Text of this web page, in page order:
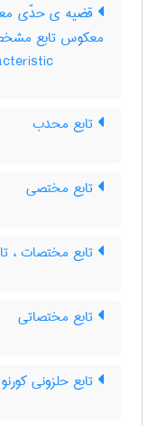
قضیه ی حدّی
معکوس تابع
تابع محدب
تابع مختصی
تابع مختصات ،
تابع مختصاتی
تابع حلزونی کورنو